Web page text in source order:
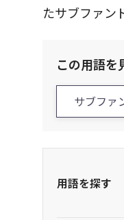
たサブファン
この用語を
サブファ
用語を探す